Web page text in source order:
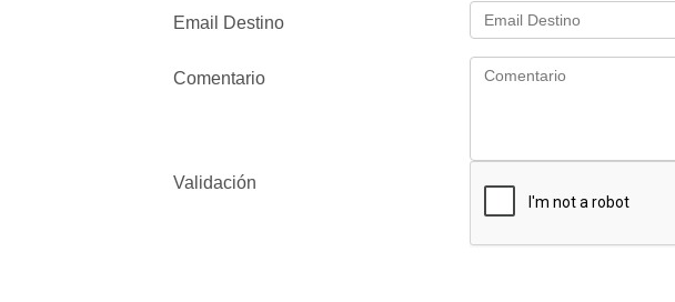
Email Destino
Comentario
Validación